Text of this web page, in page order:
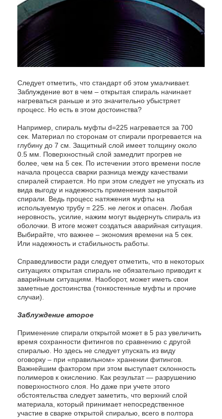
Следует отметить, что стандарт об этом умалчивает.
Заблуждение вот в чем – открытая спираль начинает
нагреваться раньше и это значительно убыстряет
процесс. Но есть в этом достоинства?
Например, спираль муфты d=225 нагревается за 700
сек. Материал по сторонам от спирали прогревается на
глубину до 7 см. Защитный слой имеет толщину около
0.5 мм. Поверхностный слой замедлит прогрев не
более, чем на 5 сек. По истечении этого времени после
начала процесса сварки разница между качествами
спиралей стирается. Но при этом следует не упускать из
вида выгоду и надежность применения закрытой
спирали. Ведь процесс натяжения муфты на
используемую трубу = 225. не легок и опасен. Любая
неровность, усилие, нажим могут выдернуть спираль из
оболочки. В итоге может создаться аварийная ситуация.
Выбирайте, что важнее – экономия времени на 5 сек.
Или надежность и стабильность работы.
Справедливости ради следует отметить, что в некоторых
ситуациях открытая спираль не обязательно приводит к
аварийным ситуациям. Наоборот, может иметь свои
заметные достоинства (тонкостенные муфты и прочие
случаи).
Заблуждение второе
Применение спирали открытой может в 5 раз увеличить
время сохранности фитингов по сравнению с другой
спиралью. Но здесь не следует упускать из виду
оговорку – при «правильном» хранении фитингов.
Важнейшим фактором при этом выступает склонность
полимеров к окислению. Как результат — разрушению
поверхностного слоя. Но даже при учете этого
обстоятельства следует заметить, что верхний слой
материала, который принимает непосредственное
участие в сварке открытой спиралью, всего в полтора